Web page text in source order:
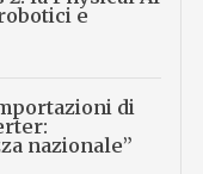
e
di
nazionale”